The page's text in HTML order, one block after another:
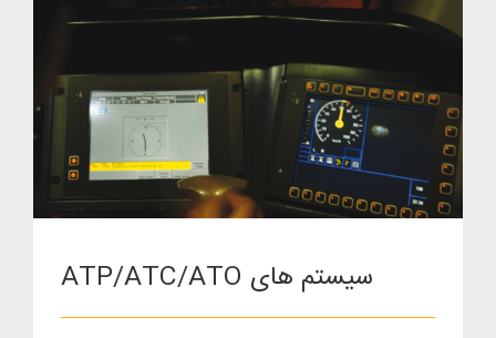
سیستم های ATP/ATC/ATO
سیستم های ATP/ATC/ATO